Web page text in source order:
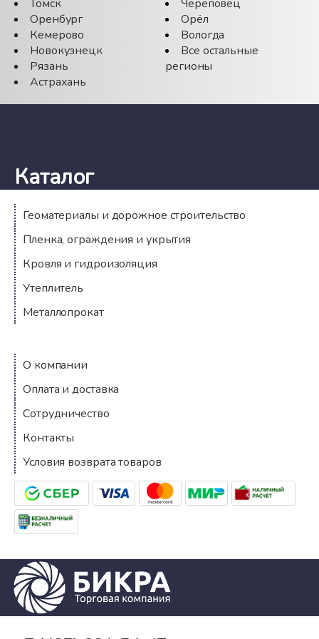
Томск
Оренбург
Кемерово
Новокузнецк
Рязань
Астрахань
Череповец
Орёл
Вологда
Все остальные
регионы
Каталог
Геоматериалы и дорожное строительство
Пленка, ограждения и укрытия
Кровля и гидроизоляция
Утеплитель
Металлопрокат
Компания
О компании
Оплата и доставка
Сотрудничество
Контакты
Условия возврата товаров